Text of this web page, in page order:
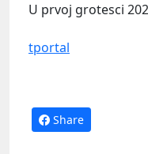
U prvoj grotesci
tportal
Share